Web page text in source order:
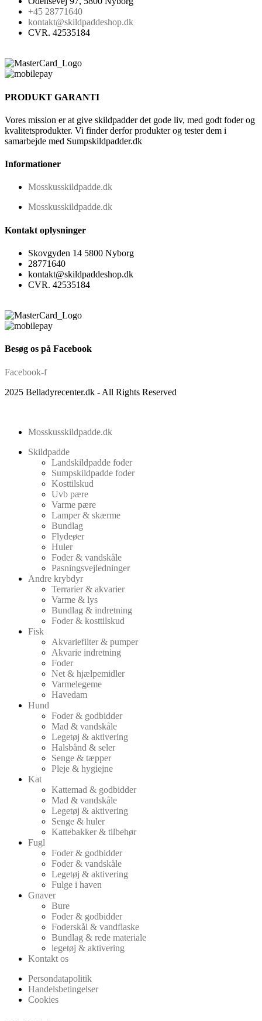
+45 28771640
kontakt@skildpaddeshop.dk
CVR. 42535184
PRODUKT GARANTI
Vores mission er at give skildpadder det gode liv, med godt foder og
kvalitetsprodukter. Vi finder derfor produkter og tester dem i
samarbejde med Sumpskildpadder.dk
Informationer
Mosskusskildpadde.dk
Mosskusskildpadde.dk
Kontakt oplysninger
Skovgyden 14 5800 Nyborg
28771640
kontakt@skildpaddeshop.dk
CVR. 42535184
Besøg os på Facebook
Facebook-f
2025 Belladyrecenter.dk - All Rights Reserved
Mosskusskildpadde.dk
Skildpadde
Landskildpadde foder
Sumpskildpadde foder
Kosttilskud
Uvb pære
Varme pære
Lamper & skærme
Bundlag
Flydeøer
Huler
Foder & vandskåle
Pasningsvejledninger
Andre krybdyr
Terrarier & akvarier
Varme & lys
Bundlag & indretning
Foder & kosttilskud
Fisk
Akvariefilter & pumper
Akvarie indretning
Foder
Net & hjælpemidler
Varmelegeme
Havedam
Hund
Foder & godbidder
Mad & vandskåle
Legetøj & aktivering
Halsbånd & seler
Senge & tæpper
Pleje & hygiejne
Kat
Kattemad & godbidder
Mad & vandskåle
Legetøj & aktivering
Senge & huler
Kattebakker & tilbehør
Fugl
Foder & godbidder
Foder & vandskåle
Legetøj & aktivering
Fulge i haven
Gnaver
Bure
Foder & godbidder
Foderskål & vandflaske
Bundlag & rede materiale
legetøj & aktivering
Kontakt os
Persondatapolitik
Handelsbetingelser
Cookies